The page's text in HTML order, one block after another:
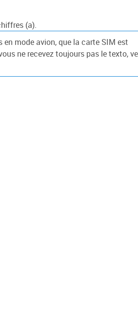
(a).
en mode avion, que la carte SIM est
ne recevez toujours pas le texto,